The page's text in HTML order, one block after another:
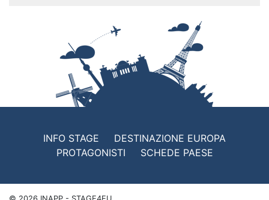
INFO STAGE
DESTINAZIONE EUROPA
PROTAGONISTI
SCHEDE PAESE